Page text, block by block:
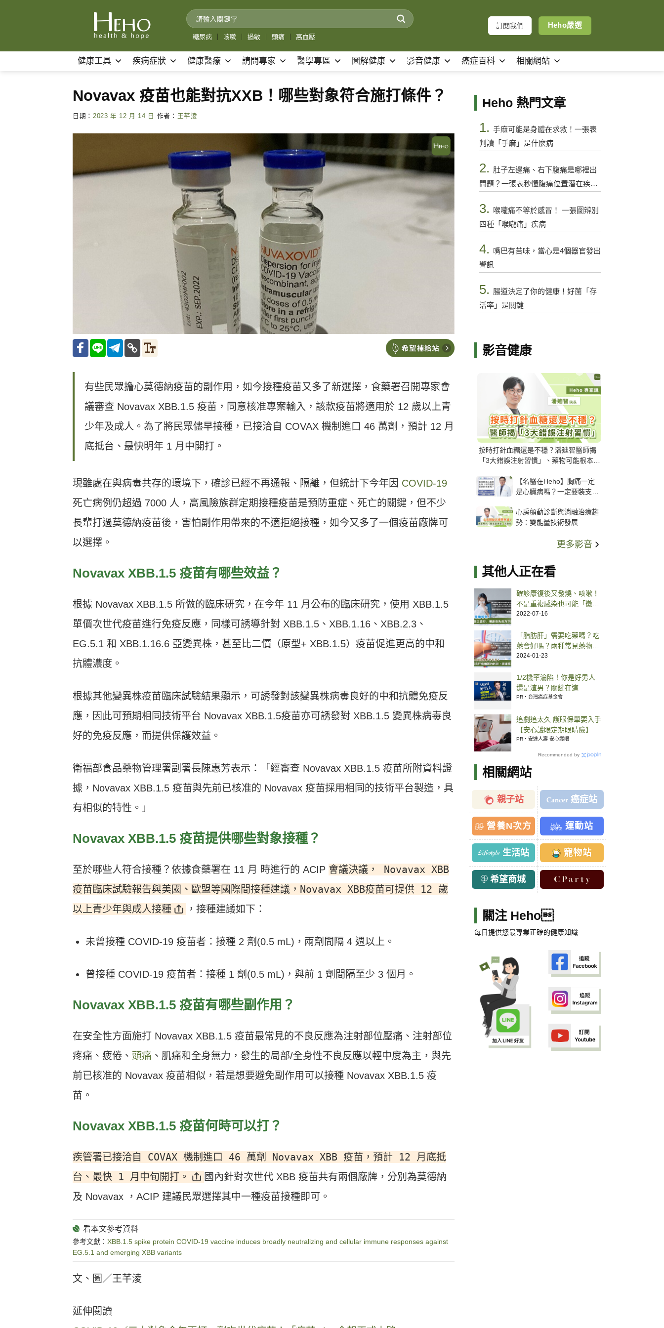
糖尿病 咳嗽 過敏 頭痛 高血壓
訂閱我們 Heho嚴選
健康工具 疾病症狀 健康醫療 請問專家 醫學專區 圖解健康 影音健康 癌症百科 相關網站
Novavax 疫苗也能對抗XXB！哪些對象符合施打條件？
日期： 2023 年 12 月 14 日 作者： 王芊淩
有些民眾擔心莫德納疫苗的副作用，如今接種疫苗又多了新選擇，食藥署召開專家會
議審查 Novavax XBB.1.5 疫苗，同意核准專案輸入，該款疫苗將適用於 12 歲以上青
少年及成人。為了將民眾儘早接種，已接洽自 COVAX 機制進口 46 萬劑，預計 12 月
底抵台、最快明年 1 月中開打。
現雖處在與病毒共存的環境下，確診已經不再通報、隔離，但統計下今年因 COVID-19
死亡病例仍超過 7000 人，高風險族群定期接種疫苗是預防重症、死亡的關鍵，但不少
長輩打過莫德納疫苗後，害怕副作用帶來的不適拒絕接種，如今又多了一個疫苗廠牌可
以選擇。
Novavax XBB.1.5 疫苗有哪些效益？
根據 Novavax XBB.1.5 所做的臨床研究，在今年 11 月公布的臨床研究，使用 XBB.1.5
單價次世代疫苗進行免疫反應，同樣可誘導針對 XBB.1.5、XBB.1.16、XBB.2.3、
EG.5.1 和 XBB.1.16.6 亞變異株，甚至比二價（原型+ XBB.1.5）疫苗促進更高的中和
抗體濃度。
根據其他變異株疫苗臨床試驗結果顯示，可誘發對該變異株病毒良好的中和抗體免疫反
應，因此可預期相同技術平台 Novavax XBB.1.5疫苗亦可誘發對 XBB.1.5 變異株病毒良
好的免疫反應，而提供保護效益。
衛福部食品藥物管理署副署長陳惠芳表示：「經審查 Novavax XBB.1.5 疫苗所附資料證
據，Novavax XBB.1.5 疫苗與先前已核准的 Novavax 疫苗採用相同的技術平台製造，具
有相似的特性。」
Novavax XBB.1.5 疫苗提供哪些對象接種？
至於哪些人符合接種？依據食藥署在 11 月 時進行的 ACIP 會議決議， Novavax XBB
疫苗臨床試驗報告與美國、歐盟等國際間接種建議，Novavax XBB疫苗可提供 12 歲
以上青少年與成人接種
，接種建議如下：
未曾接種 COVID-19 疫苗者：接種 2 劑(0.5 mL)，兩劑間隔 4 週以上。
曾接種 COVID-19 疫苗者：接種 1 劑(0.5 mL)，與前 1 劑間隔至少 3 個月。
Novavax XBB.1.5 疫苗有哪些副作用？
在安全性方面施打 Novavax XBB.1.5 疫苗最常見的不良反應為注射部位壓痛、注射部位
疼痛、疲倦、 頭痛 、肌痛和全身無力，發生的局部/全身性不良反應以輕中度為主，與先
前已核准的 Novavax 疫苗相似，若是想要避免副作用可以接種 Novavax XBB.1.5 疫
苗。
Novavax XBB.1.5 疫苗何時可以打？
疾管署已接洽自 COVAX 機制進口 46 萬劑 Novavax XBB 疫苗，預計 12 月底抵
台、最快 1 月中旬開打。
國內針對次世代 XBB 疫苗共有兩個廠牌，分別為莫德納
及 Novavax ，ACIP 建議民眾選擇其中一種疫苗接種即可。
參考文獻： XBB.1.5 spike protein COVID-19 vaccine induces broadly neutralizing and cellular immune responses against
EG.5.1 and emerging XBB variants
文、圖／王芊淩
延伸閱讀
Heho 熱門文章
1. 手麻可能是身體在求救！一張表
判讀「手麻」是什麼病
2. 肚子左邊痛、右下腹痛是哪裡出
問題？一張表秒懂腹痛位置潛在疾病
3.
喉嚨痛不等於感冒！ 一張圖辨別
四種「喉嚨痛」疾病
4. 嘴巴有苦味，當心是4個器官發出
警訊
5. 腸道決定了你的健康！好菌「存
活率」是關鍵
影音健康
按時打針血糖還是不穩？潘廸智醫師揭
「3大錯誤注射習慣」、藥物可能根本沒
【名醫在Heho】胸痛一定
是心臟病嗎？一定要裝支
解析支架種類、風險與選擇
關鍵
心房顫動診斷與消融治療趨
勢：雙能量技術發展
更多影音
其他人正在看
確診康復後又發燒、咳嗽！
不是重複感染也可能「黴漿
菌」釀禍
2022-07-16
「脂肪肝」需要吃藥嗎？吃
藥會好嗎？兩種常見藥物利
與弊
2024-01-23
1/2機率淪陷！你是好男人
還是渣男？關鍵在這
PR・台灣癌症基金會
追劇追太久 護眼保單要入手
【安心護眼定期眼睛險】
PR・安達人壽 安心護眼
Recommended by
相關網站
親子站 癌症站
營養N次方 運動站
生活站 寵物站
希望商城
關注 Heho
每日提供您最專業正確的健康知識